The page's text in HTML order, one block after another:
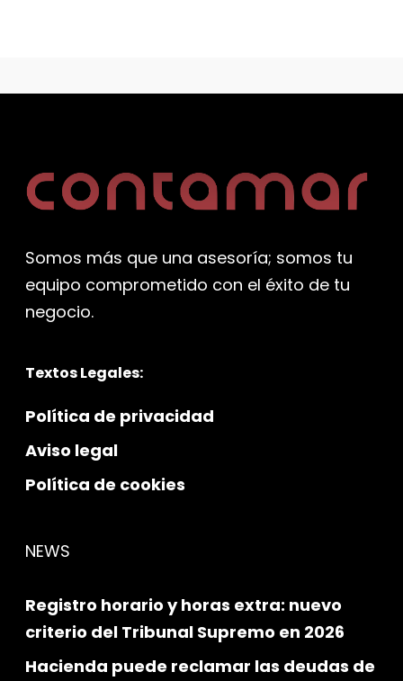
Somos más que una asesoría; somos tu
equipo comprometido con el éxito de tu
negocio.
Textos Legales:
Política de privacidad
Aviso legal
Política de cookies
NEWS
Registro horario y horas extra: nuevo
criterio del Tribunal Supremo en 2026
Hacienda puede reclamar las deudas de